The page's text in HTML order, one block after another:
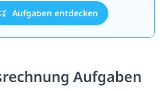
Aufgaben entdecken
Aufgaben